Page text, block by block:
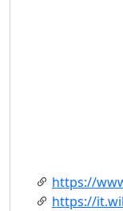
https://
https://